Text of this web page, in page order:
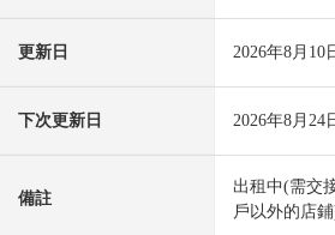
更新日 2026年8月10
下次更新日 2026年8月24
備註
出租中(需交
戶以外的店